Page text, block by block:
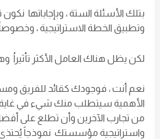
بتلك الأسئلة الستة ، وبإجاباتها
وتطبيق الخطة الاستراتيجية ،
لكن يظل هناك العامل الأكثر تأثيراُ
نعم أنت ، فوجودك كقائد للفريق
الأهمية سيتطلب منك شيء في غاية
من تجارب الآخرين وأن تطلع على
واستراتيجية مؤسستك نموذجاً